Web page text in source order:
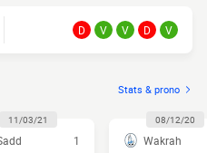
D V V D V
Stats & prono
11/03/21
1
08/12/20
Wakrah